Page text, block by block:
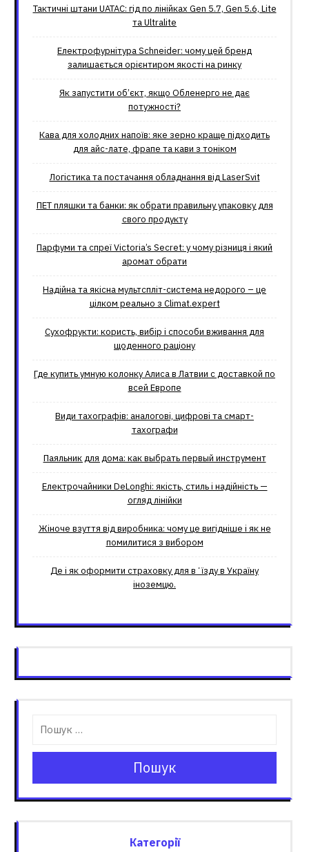
Тактичні штани UATAC: гід по лінійках Gen 5.7, Gen 5.6, Lite
та Ultralite
Електрофурнітура Schneider: чому цей бренд
залишається орієнтиром якості на ринку
Як запустити об’єкт, якщо Обленерго не дає
потужності?
Кава для холодних напоїв: яке зерно краще підходить
для айс-лате, фрапе та кави з тоніком
Логістика та постачання обладнання від LaserSvit
ПЕТ пляшки та банки: як обрати правильну упаковку для
свого продукту
Парфуми та спреї Victoria’s Secret: у чому різниця і який
аромат обрати
Надійна та якісна мультспліт-система недорого – це
цілком реально з Climat.еxpert
Сухофрукти: користь, вибір і способи вживання для
щоденного раціону
Где купить умную колонку Алиса в Латвии с доставкой по
всей Европе
Види тахографів: аналогові, цифрові та смарт-
тахографи
Паяльник для дома: как выбрать первый инструмент
Електрочайники DeLonghi: якість, стиль і надійність —
огляд лінійки
Жіноче взуття від виробника: чому це вигідніше і як не
помилитися з вибором
Де і як оформити страховку для вʼїзду в Україну
іноземцю.
Пошук
Категорії